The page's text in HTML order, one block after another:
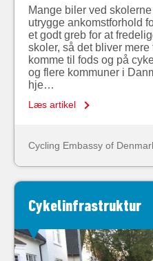
Mange biler ved
utrygge ankomstforhold
et godt greb for at
skoler, så det bliver
komme til fods og på
og flere kommuner i
hje…
Læs artikel
Cycling Embassy of
Cykelinfrastruktur